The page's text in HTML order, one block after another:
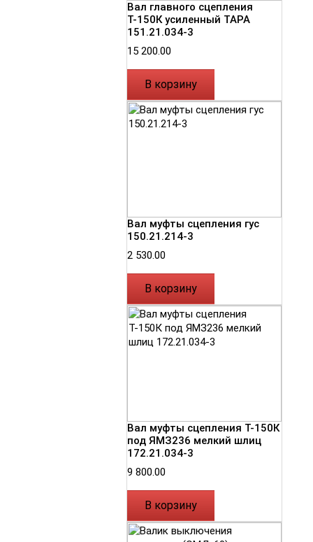
Вал главного сцепления
Т-150К усиленный ТАРА
151.21.034-3
15 200.00
В корзину
Вал муфты сцепления гус
150.21.214-3
2 530.00
В корзину
Вал муфты сцепления Т-150К
под ЯМЗ236 мелкий шлиц
172.21.034-3
9 800.00
В корзину